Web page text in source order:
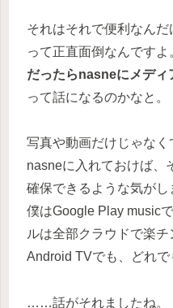
それはそれで便利なん
って正直面倒なんですよ
だったらnasneにメディ
って話になるのかなと。
写真や動画だけじゃな
nasneに入れておけば、
確保できるような気がし
僕はGoogle Play music
ルは全部クラウドで楽
Android TVでも、どれで
……話がそれましたね。